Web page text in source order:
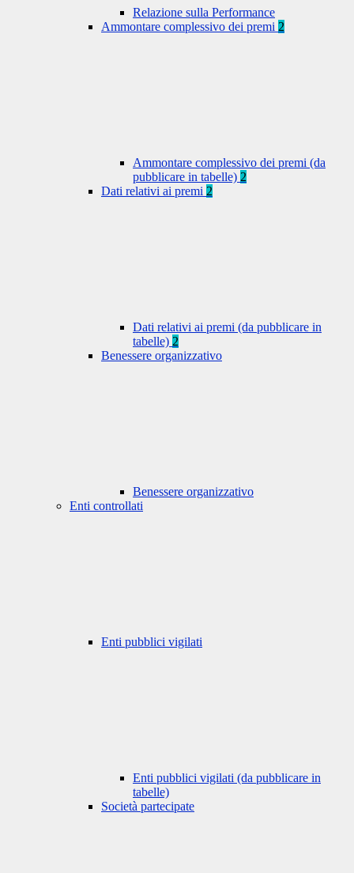
Relazione sulla Performance
Ammontare complessivo dei premi 2
Ammontare complessivo dei premi (da
pubblicare in tabelle) 2
Dati relativi ai premi 2
Dati relativi ai premi (da pubblicare in
tabelle) 2
Benessere organizzativo
Benessere organizzativo
Enti controllati
Enti pubblici vigilati
Enti pubblici vigilati (da pubblicare in
tabelle)
Società partecipate